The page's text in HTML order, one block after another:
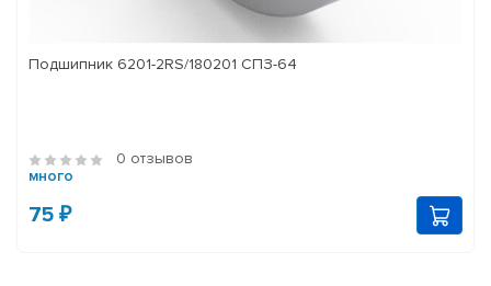
Подшипник 6201-2RS/180201 СПЗ-64
0 отзывов
много
75 ₽